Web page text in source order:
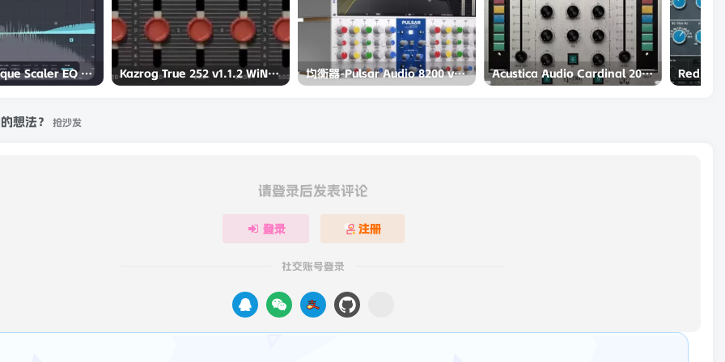
Plugin Boutique Scaler EQ v1.1.2-TeamCubeadooby Kazrog True 252 v1.1.2 WiN老式电路EQ模拟 均衡器-Pulsar Audio 8200 v1.2.6-R2R Acustica Audio Cardinal 2023-R2R
想法？ 抢沙发
请登录后发表评论
登录 注册
社交账号登录